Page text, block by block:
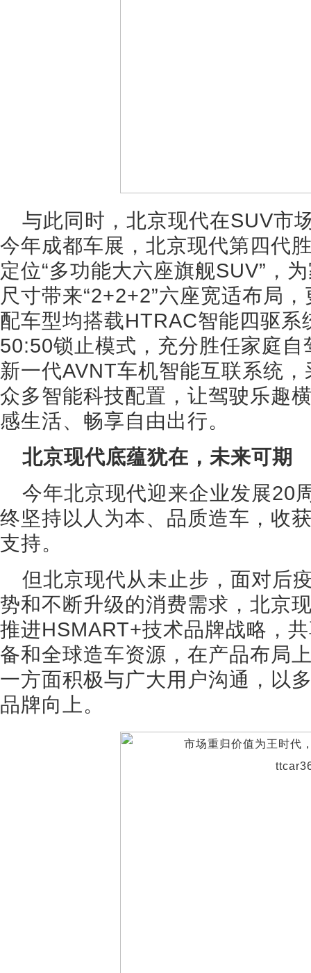
与此同时，北京现代在SUV市
今年成都车展，北京现代第四代
定位“多功能大六座旗舰SUV”，
尺寸带来“2+2+2”六座宽适布局
配车型均搭载HTRAC智能四驱
50:50锁止模式，充分胜任家庭
新一代AVNT车机智能互联系统
众多智能科技配置，让驾驶乐趣
感生活、畅享自由出行。
北京现代底蕴犹在，未来可期
今年北京现代迎来企业发展20
终坚持以人为本、品质造车，收
支持。
但北京现代从未止步，面对后
势和不断升级的消费需求，北京
推进HSMART+技术品牌战略，
备和全球造车资源，在产品布局
一方面积极与广大用户沟通，以
品牌向上。